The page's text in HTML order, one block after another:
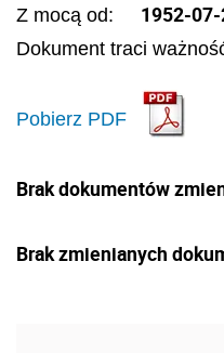
Z mocą od: 1952-
Dokument traci
Pobierz PDF
Brak dokumentów
Brak zmienianych